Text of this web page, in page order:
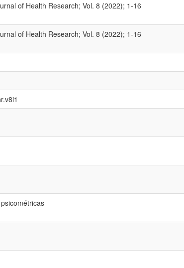
of Health Research; Vol. 8 (2022); 1-16
of Health Research; Vol. 8 (2022); 1-16